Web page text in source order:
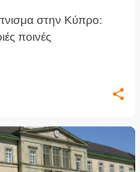
στην Κύπρο:
ποινές